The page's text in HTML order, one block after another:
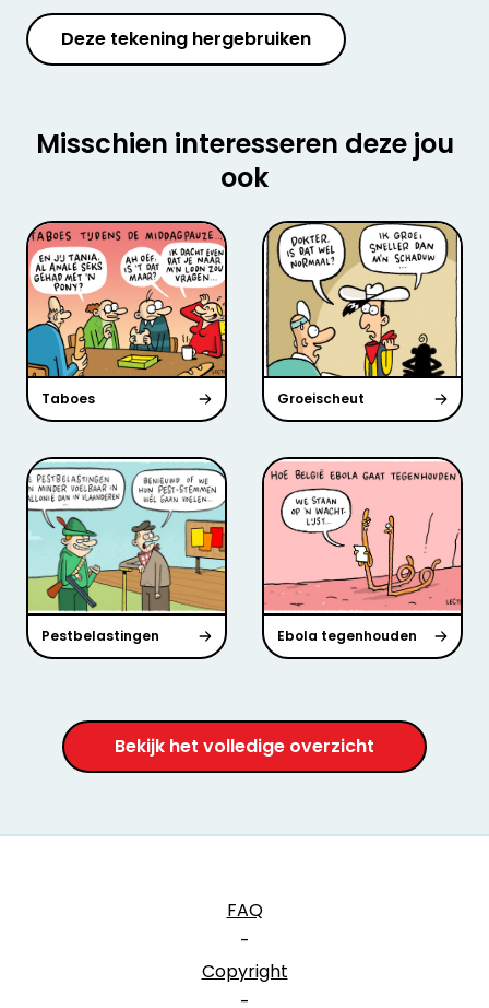
Deze tekening hergebruiken
Misschien interesseren deze jou
ook
Taboes Groeischeut
Pestbelastingen Ebola tegenhouden
Bekijk het volledige overzicht
FAQ
-
Copyright
-